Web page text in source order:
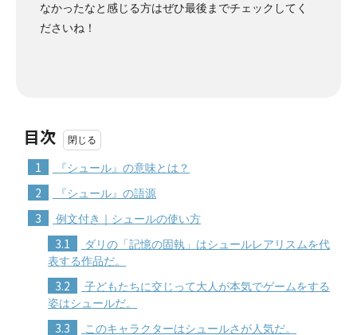
なかったなと感じる方はぜひ最後までチェックしてく
ださいね！
目次
1 『シュール』の意味とは？
2 『シュール』の語源
3 例文付き｜シュールの使い方
3.1
ダリの「記憶の固執」はシュールレアリスムを代
表する作品だ。
3.2
子どもたちに交じって大人が本気でゲームをする
姿はシュールだ。
3.3 このキャラクターはシュールさが人気だ。